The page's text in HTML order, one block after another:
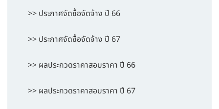
>> ประกาศจัดซื้อจัดจ้าง ปี 66
>> ประกาศจัดซื้อจัดจ้าง ปี 67
>> ผลประกวดราคาสอบราคา ปี 66
>> ผลประกวดราคาสอบราคา ปี 67